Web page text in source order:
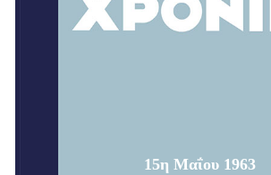
15η Μαΐου 1963